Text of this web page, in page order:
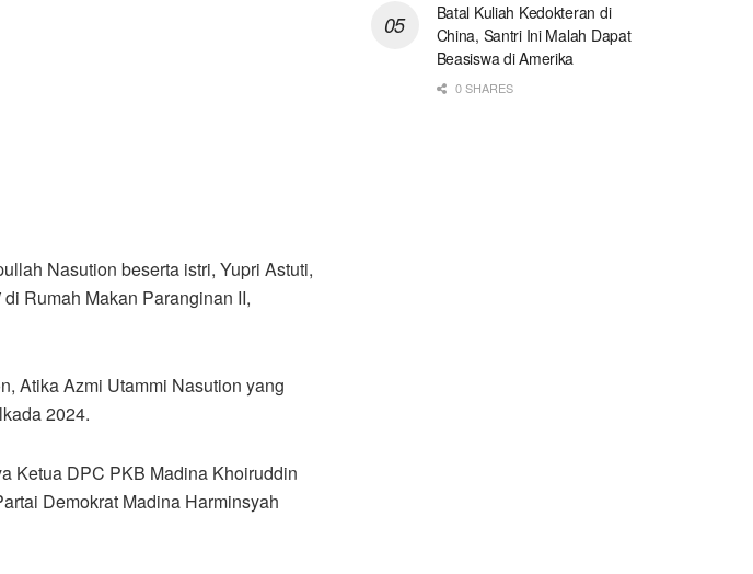
Nasution beserta istri, Yupri Astuti,
di Rumah Makan Paranginan II,
Atika Azmi Utammi Nasution yang
2024.
Ketua DPC PKB Madina Khoiruddin
Demokrat Madina Harminsyah
Batal Kuliah Kedokteran di
China, Santri Ini Malah Dapat
Beasiswa di Amerika
0 SHARES